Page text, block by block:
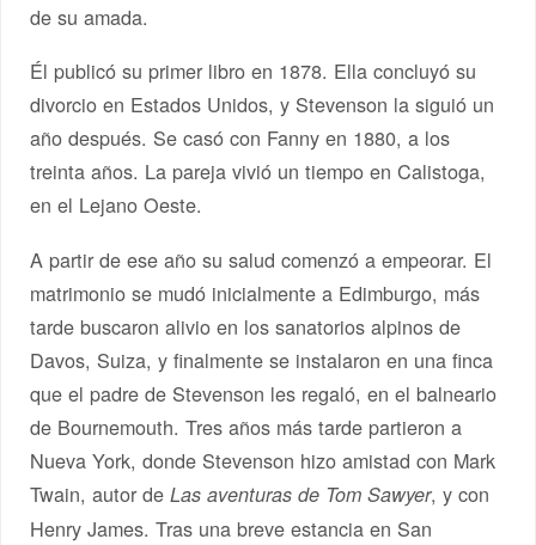
de su amada.
Él publicó su primer libro en 1878. Ella concluyó su
divorcio en Estados Unidos, y Stevenson la siguió un
año después. Se casó con Fanny en 1880, a los
treinta años. La pareja vivió un tiempo en Calistoga,
en el Lejano Oeste.
A partir de ese año su salud comenzó a empeorar. El
matrimonio se mudó inicialmente a Edimburgo, más
tarde buscaron alivio en los sanatorios alpinos de
Davos, Suiza, y finalmente se instalaron en una finca
que el padre de Stevenson les regaló, en el balneario
de Bournemouth. Tres años más tarde partieron a
Nueva York, donde Stevenson hizo amistad con Mark
Twain, autor deLas aventuras de Tom Sawyer, y con
Henry James. Tras una breve estancia en San